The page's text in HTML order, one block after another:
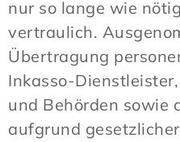
nur so lange wie
vertraulich.
Übertragung
Inkasso-
und Behörden sowie
aufgrund